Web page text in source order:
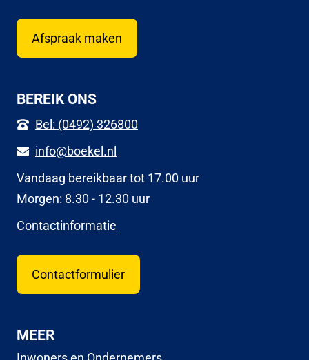
Afspraak maken
BEREIK ONS
Bel: (0492) 326800
info@boekel.nl
Vandaag bereikbaar tot 17.00 uur
Morgen: 8.30 - 12.30 uur
Contactinformatie
Contactformulier
MEER